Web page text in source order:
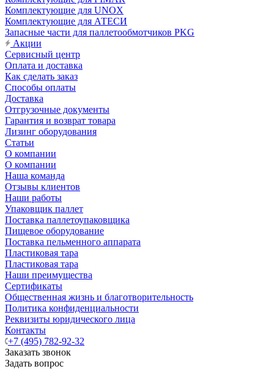
Комплектующие для UNOX
Комплектующие для АТЕСИ
Запасные части для паллетообмотчиков PKG
Акции
Сервисный центр
Оплата и доставка
Как сделать заказ
Способы оплаты
Доставка
Отгрузочные документы
Гарантия и возврат товара
Лизинг оборудования
Статьи
О компании
О компании
Наша команда
Отзывы клиентов
Наши работы
Упаковщик паллет
Поставка паллетоупаковщика
Пищевое оборудование
Поставка пельменного аппарата
Пластиковая тара
Пластиковая тара
Наши преимущества
Сертификаты
Общественная жизнь и благотворительность
Политика конфиденциальности
Реквизиты юридического лица
Контакты
+7 (495) 782-92-32
Заказать звонок
Задать вопрос